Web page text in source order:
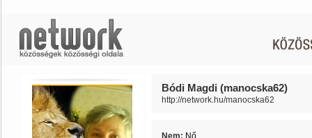
Bódi Magdi (manocska62)
http://network.hu/manocska62
Nem: Nő